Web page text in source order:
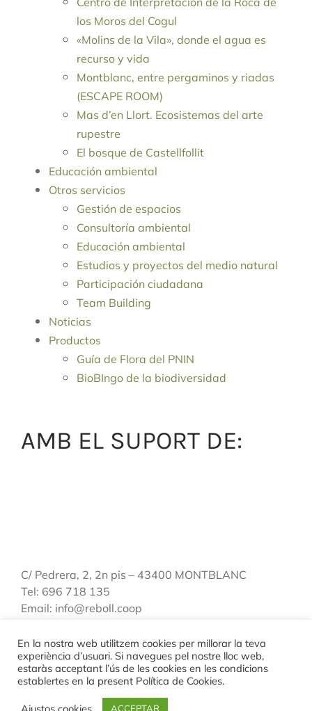
los Moros del Cogul
«Molins de la Vila», donde el agua es
recurso y vida
Montblanc, entre pergaminos y riadas
(ESCAPE ROOM)
Mas d’en Llort. Ecosistemas del arte
rupestre
El bosque de Castellfollit
Educación ambiental
Otros servicios
Gestión de espacios
Consultoría ambiental
Educación ambiental
Estudios y proyectos del medio natural
Participación ciudadana
Team Building
Noticias
Productos
Guía de Flora del PNIN
BioBIngo de la biodiversidad
AMB EL SUPORT DE:
C/ Pedrera, 2, 2n pis – 43400 MONTBLANC
Tel: 696 718 135
Email: info@reboll.coop
Avis legal|Política de privacitat|Política de cookies
2026 | REBOLL Serveis Ambientals - reboll.coop | by
En la nostra web utilitzem cookies per millorar la teva
experiència d’usuari. Si navegues pel nostre lloc web,
estaràs acceptant l’ús de les cookies en les condicions
establertes en la present Política de Cookies.
Ajustos cookies ACCEPTAR